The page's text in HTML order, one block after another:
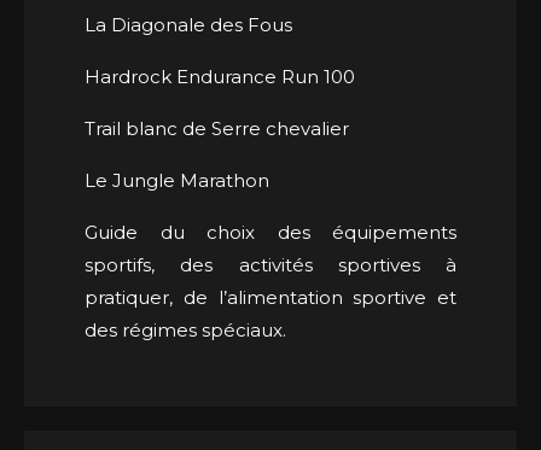
La Diagonale des Fous
Hardrock Endurance Run 100
Trail blanc de Serre chevalier
Le Jungle Marathon
Guide du choix des équipements
sportifs, des activités sportives à
pratiquer, de l’alimentation sportive et
des régimes spéciaux.